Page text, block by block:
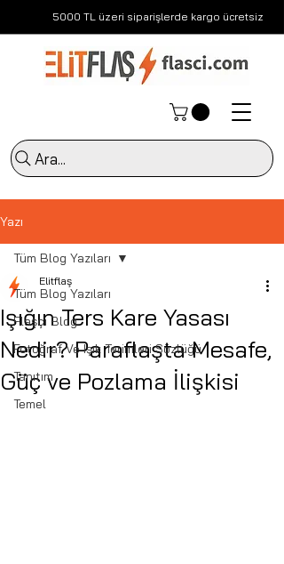
5000 TL üzeri siparişlerde kargo ücretsiz
Ara...
Yazı
Tüm Blog Yazıları
Flaşçı Blog
Fotoğraf Ve Işık Terimleri Sözlüğü
Tanıtım
Temel
Tüm Blog Yazıları
Işığın Ters Kare Yasası
Nedir? Paraflaşta Mesafe,
Güç ve Pozlama İlişkisi
Elitflaş